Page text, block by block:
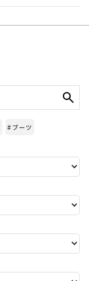
#ブーツ